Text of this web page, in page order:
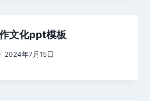
文化ppt模板
2024年7月15日